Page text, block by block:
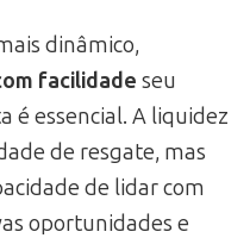
dinâmico,
facilidade seu
é essencial. A liquidez
de resgate, mas
de lidar com
oportunidades e